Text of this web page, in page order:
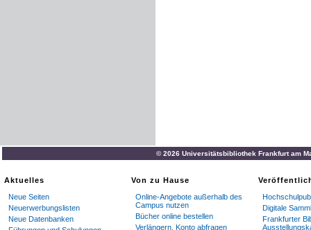
© 2026 Universitätsbibliothek Frankfurt am
Aktuelles
Neue Seiten
Neuerwerbungslisten
Neue Datenbanken
Von zu Hause
Online-Angebote außerhalb des
Campus nutzen
Bücher online bestellen
Verlängern, Konto abfragen
Digitale
Frankfurter